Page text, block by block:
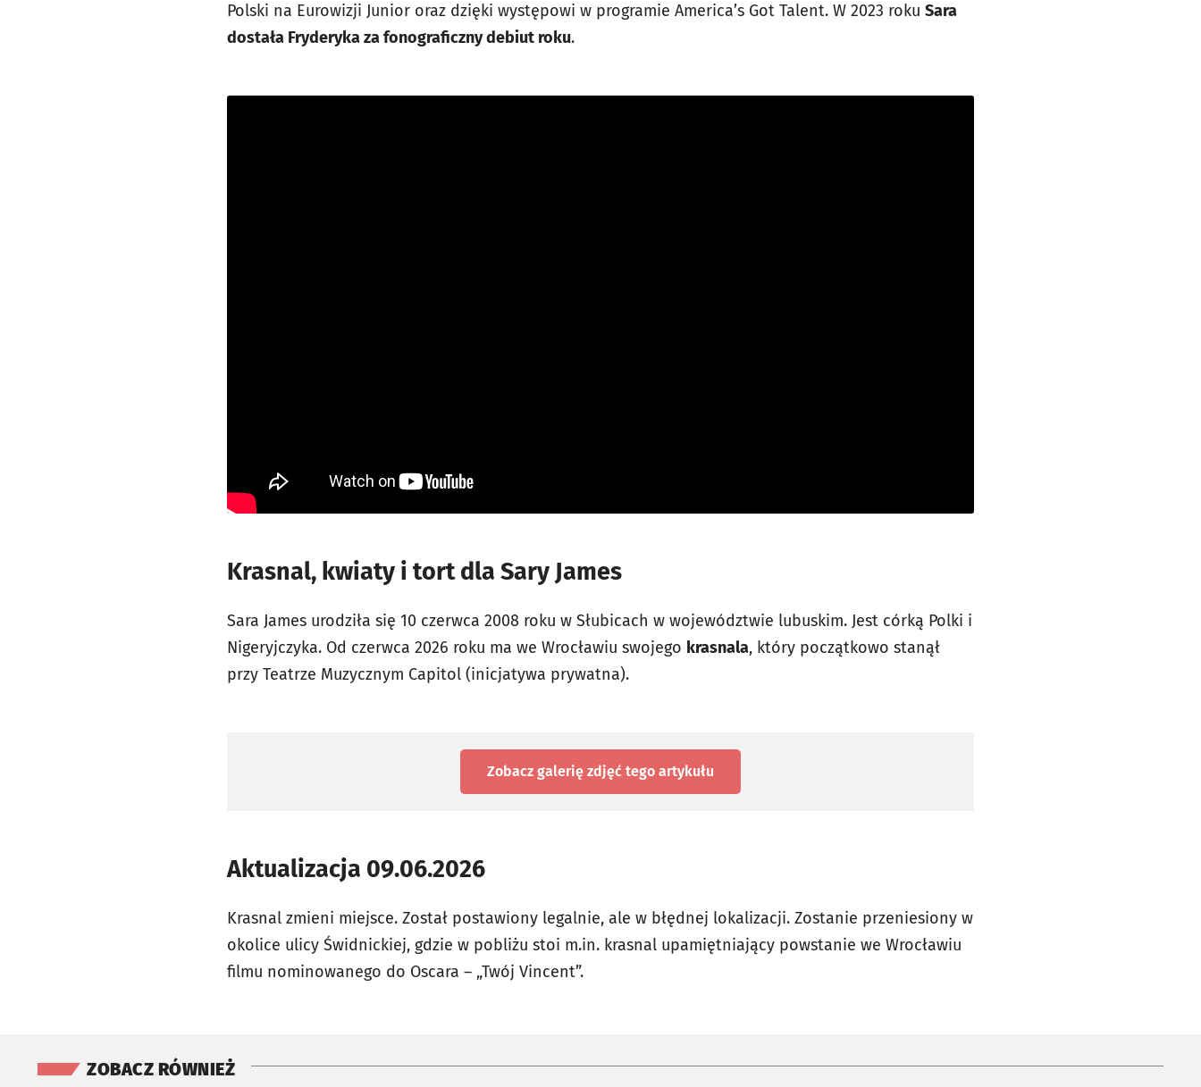
Polski na Eurowizji Junior oraz dzięki występowi w programie America’s Got Talent. W 2023 roku Sara
dostała Fryderyka za fonograficzny debiut roku.
Krasnal, kwiaty i tort dla Sary James
Sara James urodziła się 10 czerwca 2008 roku w Słubicach w województwie lubuskim. Jest córką Polki i
Nigeryjczyka. Od czerwca 2026 roku ma we Wrocławiu swojego krasnala, który początkowo stanął
przy Teatrze Muzycznym Capitol (inicjatywa prywatna).
Zobacz galerię zdjęć tego artykułu
Aktualizacja 09.06.2026
Krasnal zmieni miejsce. Został postawiony legalnie, ale w błędnej lokalizacji. Zostanie przeniesiony w
okolice ulicy Świdnickiej, gdzie w pobliżu stoi m.in. krasnal upamiętniający powstanie we Wrocławiu
filmu nominowanego do Oscara – „Twój Vincent”.
ZOBACZ RÓWNIEŻ